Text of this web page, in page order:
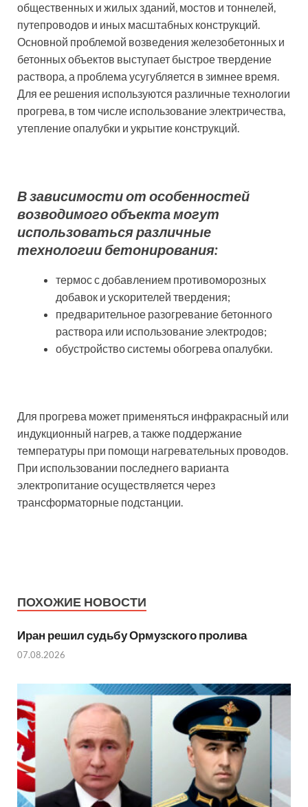
общественных и жилых зданий, мостов и тоннелей,
путепроводов и иных масштабных конструкций.
Основной проблемой возведения железобетонных и
бетонных объектов выступает быстрое твердение
раствора, а проблема усугубляется в зимнее время.
Для ее решения используются различные технологии
прогрева, в том числе использование электричества,
утепление опалубки и укрытие конструкций.
В зависимости от особенностей
возводимого объекта могут
использоваться различные
технологии бетонирования:
термос с добавлением противоморозных
добавок и ускорителей твердения;
предварительное разогревание бетонного
раствора или использование электродов;
обустройство системы обогрева опалубки.
Для прогрева может применяться инфракрасный или
индукционный нагрев, а также поддержание
температуры при помощи нагревательных проводов.
При использовании последнего варианта
электропитание осуществляется через
трансформаторные подстанции.
ПОХОЖИЕ НОВОСТИ
Иран решил судьбу Ормузского пролива
07.08.2026